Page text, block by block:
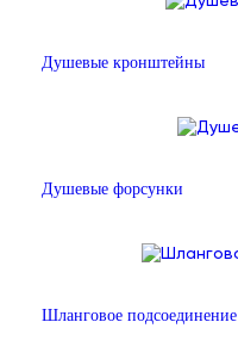
Душевые кронштейны
Душевые форсунки
Шланговое подсоединение